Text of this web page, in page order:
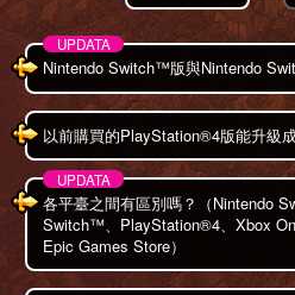
Nintendo Switch™版與Nintendo
以前購買的PlayStation®4版能升級
各平臺之間有區別嗎？（Nintendo
Switch™、PlayStation®4、Xbox
Epic Games Store）